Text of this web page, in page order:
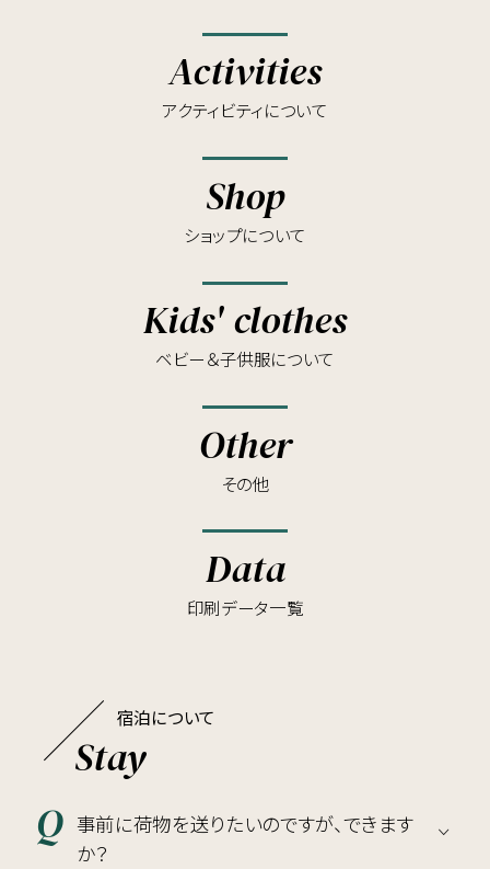
Activities
アクティビティについて
Shop
ショップについて
Kids' clothes
ベビー＆子供服について
Other
その他
Data
印刷データ一覧
宿泊について
Stay
事前に荷物を送りたいのですが、できます
か？